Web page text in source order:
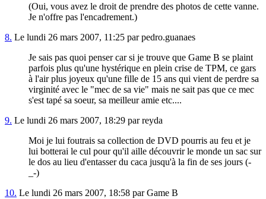
(Oui, vous avez le droit de prendre des photos de cette vanne.
Je n'offre pas l'encadrement.)
8. Le lundi 26 mars 2007, 11:25 par pedro.guanaes
Je sais pas quoi penser car si je trouve que Game B se plaint
parfois plus qu'une hystérique en plein crise de TPM, ce gars
à l'air plus joyeux qu'une fille de 15 ans qui vient de perdre sa
virginité avec le "mec de sa vie" mais ne sait pas que ce mec
s'est tapé sa soeur, sa meilleur amie etc....
9. Le lundi 26 mars 2007, 18:29 par reyda
Moi je lui foutrais sa collection de DVD pourris au feu et je
lui botterai le cul pour qu'il aille découvrir le monde un sac sur
le dos au lieu d'entasser du caca jusqu'à la fin de ses jours (-
_-)
10. Le lundi 26 mars 2007, 18:58 par Game B